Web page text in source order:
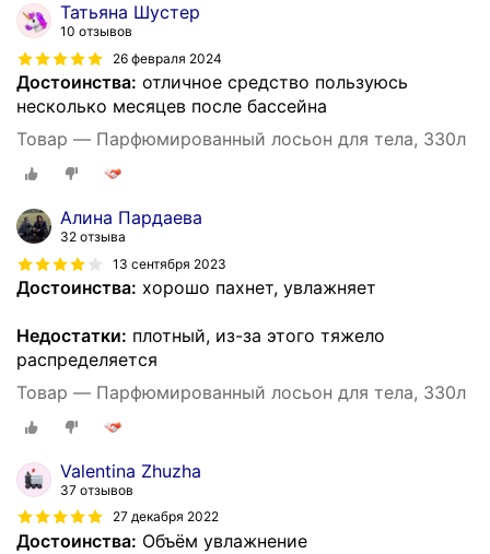
Татьяна Шустер
10 отзывов
26 февраля 2024
Достоинства: отличное средство пользуюсь
несколько месяцев после бассейна
Товар — Парфюмированный лосьон для тела, 330л
Алина Пардаева
32 отзыва
13 сентября 2023
Достоинства: хорошо пахнет, увлажняет
Недостатки: плотный, из-за этого тяжело
распределяется
Товар — Парфюмированный лосьон для тела, 330л
Valentina Zhuzha
37 отзывов
27 декабря 2022
Достоинства: Объём увлажнение